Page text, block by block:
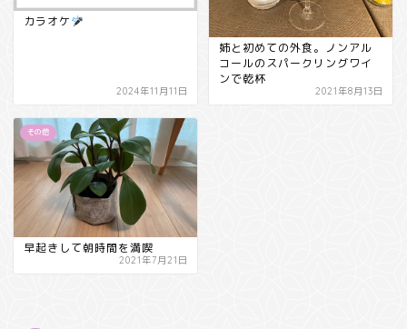
カラオケ
2024年11月11日
姉と初めての外食。ノンアル
コールのスパークリングワイ
ンで乾杯
2021年8月13日
その他
早起きして朝時間を満喫
2021年7月21日